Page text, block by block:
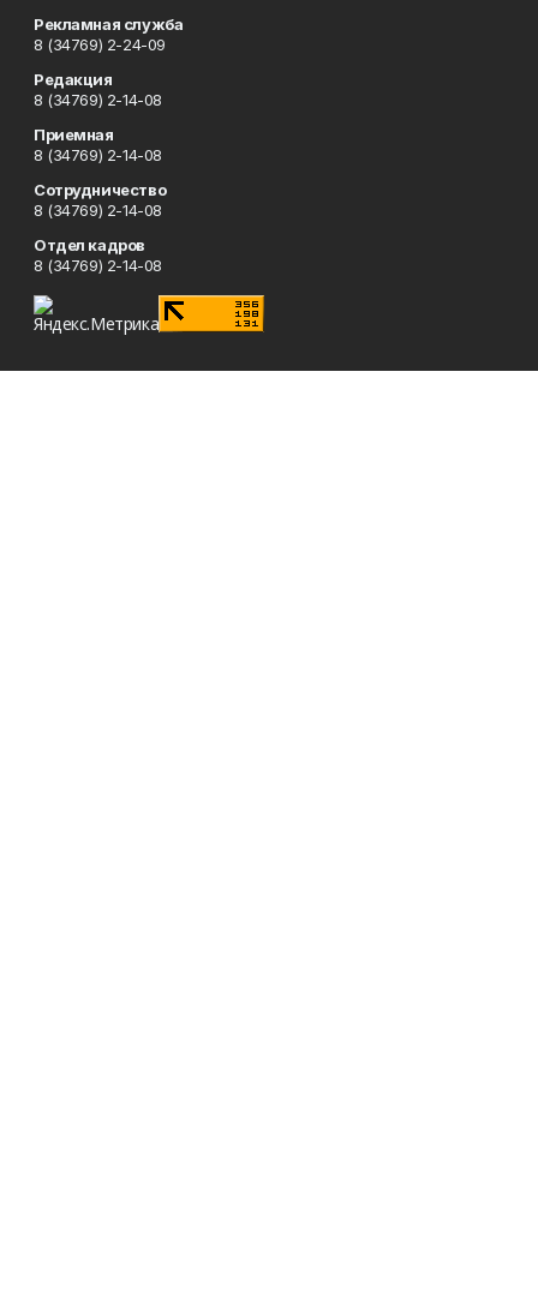
Рекламная служба
8 (34769) 2-24-09
Редакция
8 (34769) 2-14-08
Приемная
8 (34769) 2-14-08
Сотрудничество
8 (34769) 2-14-08
Отдел кадров
8 (34769) 2-14-08